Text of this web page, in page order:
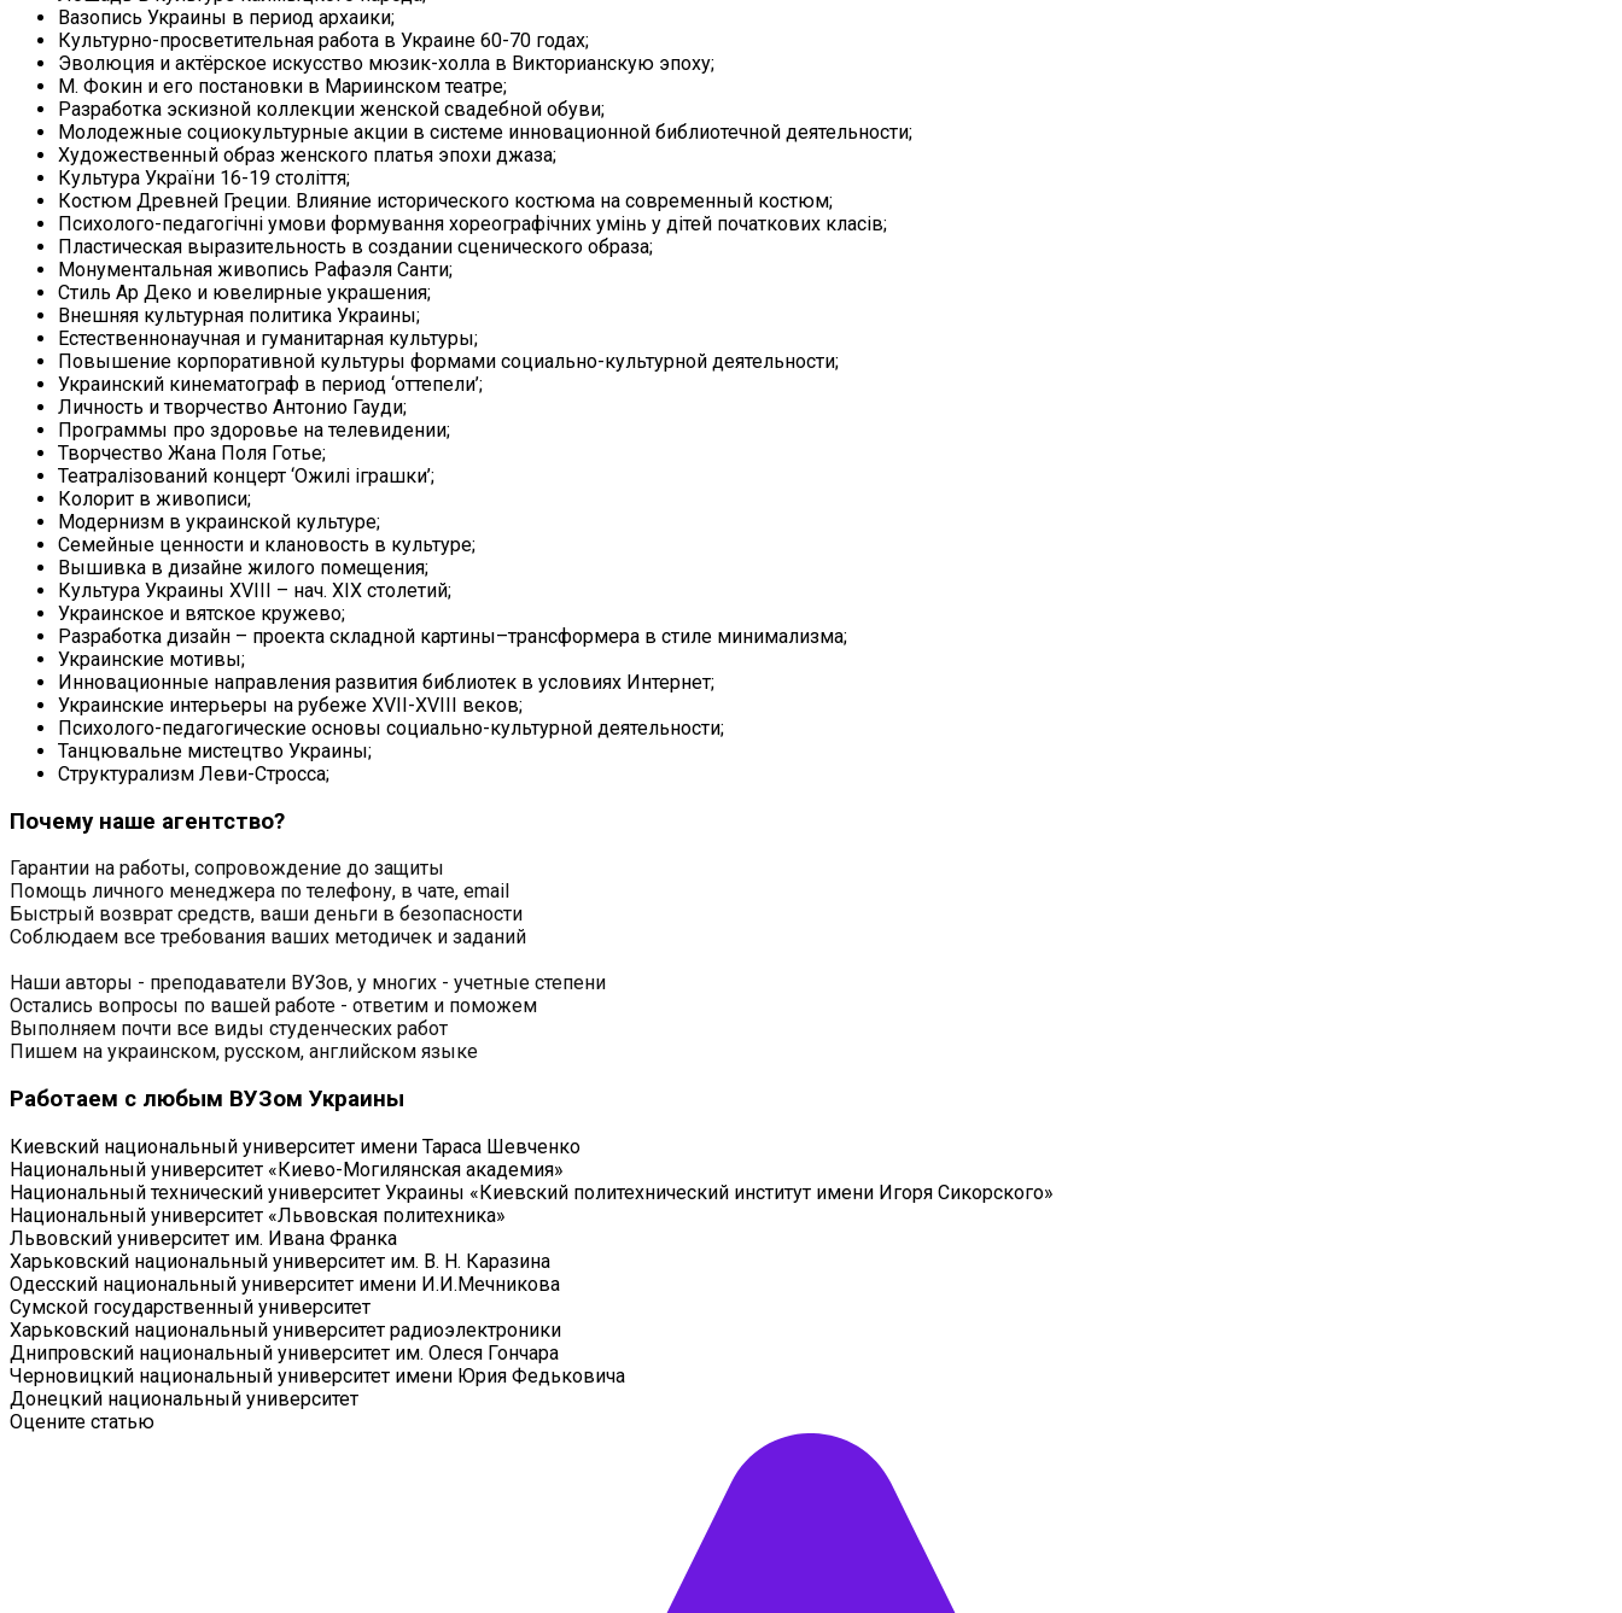
Вазопись Украины в период архаики;
Культурно-просветительная работа в Украине 60-70 годах;
Эволюция и актёрское искусство мюзик-холла в Викторианскую эпоху;
М. Фокин и его постановки в Мариинском театре;
Разработка эскизной коллекции женской свадебной обуви;
Молодежные социокультурные акции в системе инновационной библиотечной деятельности;
Художественный образ женского платья эпохи джаза;
Культура України 16-19 століття;
Костюм Древней Греции. Влияние исторического костюма на современный костюм;
Психолого-педагогічні умови формування хореографічних умінь у дітей початкових класів;
Пластическая выразительность в создании сценического образа;
Монументальная живопись Рафаэля Санти;
Стиль Ар Деко и ювелирные украшения;
Внешняя культурная политика Украины;
Естественнонаучная и гуманитарная культуры;
Повышение корпоративной культуры формами социально-культурной деятельности;
Украинский кинематограф в период ‘оттепели’;
Личность и творчество Антонио Гауди;
Программы про здоровье на телевидении;
Творчество Жана Поля Готье;
Театралізований концерт ‘Ожилі іграшки’;
Колорит в живописи;
Модернизм в украинской культуре;
Семейные ценности и клановость в культуре;
Вышивка в дизайне жилого помещения;
Культура Украины XVIII – нач. XIX столетий;
Украинское и вятское кружево;
Разработка дизайн – проекта складной картины–трансформера в стиле минимализма;
Украинские мотивы;
Инновационные направления развития библиотек в условиях Интернет;
Украинские интерьеры на рубеже XVII-XVIII веков;
Психолого-педагогические основы социально-культурной деятельности;
Танцювальне мистецтво Украины;
Структурализм Леви-Стросса;
Почему наше агентство?
Гарантии на работы, сопровождение до защиты
Помощь личного менеджера по телефону, в чате, email
Быстрый возврат средств, ваши деньги в безопасности
Соблюдаем все требования ваших методичек и заданий
Наши авторы - преподаватели ВУЗов, у многих - учетные степени
Остались вопросы по вашей работе - ответим и поможем
Выполняем почти все виды студенческих работ
Пишем на украинском, русском, английском языке
Работаем с любым ВУЗом Украины
Киевский национальный университет имени Тараса Шевченко
Национальный университет «Киево-Могилянская академия»
Национальный технический университет Украины «Киевский политехнический институт имени Игоря Сикорского»
Национальный университет «Львовская политехника»
Львовский университет им. Ивана Франка
Харьковский национальный университет им. В. Н. Каразина
Одесский национальный университет имени И.И.Мечникова
Сумской государственный университет
Харьковский национальный университет радиоэлектроники
Днипровский национальный университет им. Олеся Гончара
Черновицкий национальный университет имени Юрия Федьковича
Донецкий национальный университет
Оцените статью